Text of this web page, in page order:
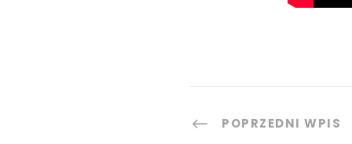
POPRZEDNI WPIS